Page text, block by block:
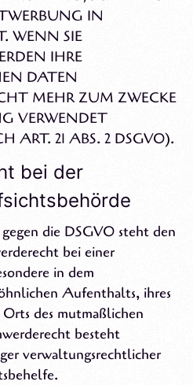
IN
WENN SIE
IHRE
DATEN
MEHR ZUM ZWECKE
VERWENDET
ART. 21 ABS. 2 DSGVO).
bei der
die DSGVO steht den
bei einer
in dem
Aufenthalts, ihres
des mutmaßlichen
besteht
verwaltungsrechtlicher